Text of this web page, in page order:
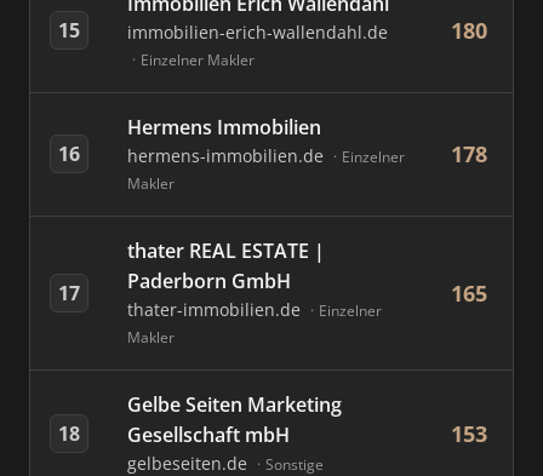
15 immobilien-erich-wallendahl.de
Einzelner Makler
180
16
Hermens Immobilien
hermens-immobilien.de
Einzelner
Makler
178
17
thater REAL ESTATE |
Paderborn GmbH
thater-immobilien.de
Einzelner
Makler
165
18
Gelbe Seiten Marketing
Gesellschaft mbH
gelbeseiten.de Sonstige
153